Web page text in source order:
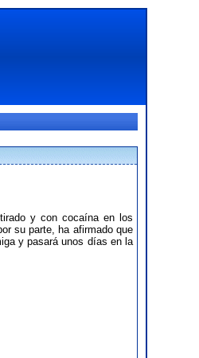
y con cocaína en los
su parte, ha afirmado que
y pasará unos días en la